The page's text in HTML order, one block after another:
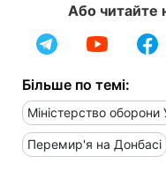
Або читайте
Більше по темі:
Міністерство оборони
Перемир'я на Донбасі